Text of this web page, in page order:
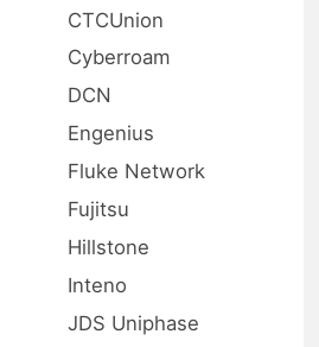
CTCUnion
Cyberroam
DCN
Engenius
Fluke Network
Fujitsu
Hillstone
Inteno
JDS Uniphase